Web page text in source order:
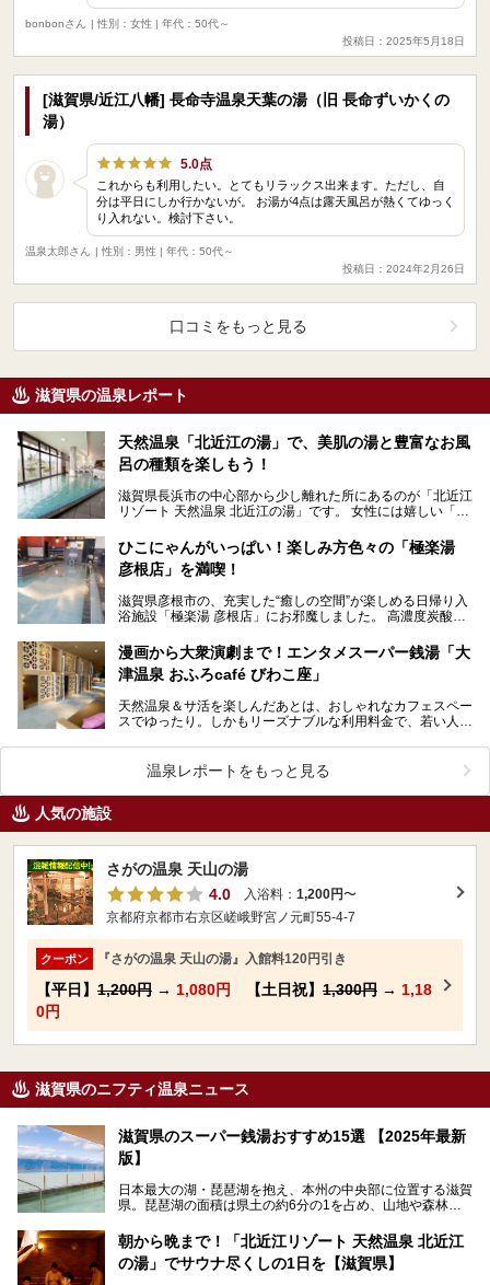
bonbonさん
| 性別：女性 | 年代：50代～
投稿日：2025年5月18日
[滋賀県/近江八幡] 長命寺温泉天葉の湯（旧 長命ずいかくの
湯）
5.0点
これからも利用したい。とてもリラックス出来ます。ただし、自
分は平日にしか行かないが。 お湯が4点は露天風呂が熱くてゆっく
り入れない。検討下さい。
温泉太郎さん
| 性別：男性 | 年代：50代～
投稿日：2024年2月26日
口コミをもっと見る
滋賀県の温泉レポート
天然温泉「北近江の湯」で、美肌の湯と豊富なお風
呂の種類を楽しもう！
滋賀県長浜市の中心部から少し離れた所にあるのが「北近江
リゾート 天然温泉 北近江の湯」です。 女性には嬉しい「美
ひこにゃんがいっぱい！楽しみ方色々の「極楽湯
彦根店」を満喫！
滋賀県彦根市の、充実した“癒しの空間”が楽しめる日帰り入
浴施設「極楽湯 彦根店」にお邪魔しました。 高濃度炭酸泉
漫画から大衆演劇まで！エンタメスーパー銭湯「大
津温泉 おふろcafé びわこ座」
天然温泉＆サ活を楽しんだあとは、おしゃれなカフェスペー
スでゆったり。しかもリーズナブルな利用料金で、若い人を
温泉レポートをもっと見る
人気の施設
さがの温泉 天山の湯
4.0
入浴料： 1,200円〜
京都府京都市右京区嵯峨野宮ノ元町55-4-7
クーポン 『さがの温泉 天山の湯』入館料120円引き
【平日】 1,200円 → 1,080円 【土日祝】 1,300円 → 1,18
0円
滋賀県のニフティ温泉ニュース
滋賀県のスーパー銭湯おすすめ15選 【2025年最新
版】
日本最大の湖・琵琶湖を抱え、本州の中央部に位置する滋賀
県。琵琶湖の面積は県土の約6分の1を占め、山地や森林部
して栄え、県内には世界遺産の比叡山延暦寺、天守が国宝に
指定されている彦根城、国の特別史跡の安土城跡など、多数
の史跡があります。
朝から晩まで！「北近江リゾート 天然温泉 北近江
の湯」でサウナ尽くしの1日を【滋賀県】